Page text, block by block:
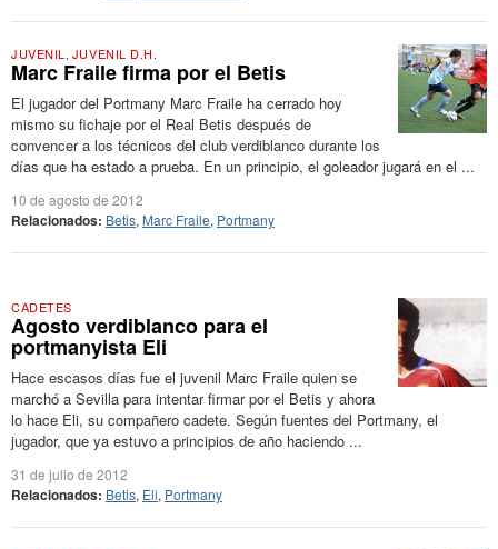
JUVENIL , JUVENIL D.H.
Marc Fraile firma por el Betis
El jugador del Portmany Marc Fraile ha cerrado hoy
mismo su fichaje por el Real Betis después de
convencer a los técnicos del club verdiblanco durante los
días que ha estado a prueba. En un principio, el goleador jugará en el ...
10 de agosto de 2012
Relacionados: Betis, Marc Fraile, Portmany
CADETES
Agosto verdiblanco para el
portmanyista Eli
Hace escasos días fue el juvenil Marc Fraile quien se
marchó a Sevilla para intentar firmar por el Betis y ahora
lo hace Eli, su compañero cadete. Según fuentes del Portmany, el
jugador, que ya estuvo a principios de año haciendo ...
31 de julio de 2012
Relacionados: Betis, Eli, Portmany